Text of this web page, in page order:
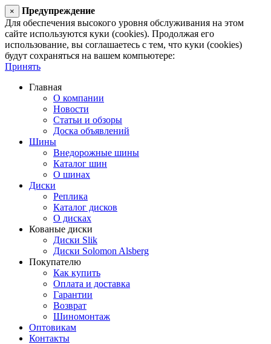
×
Предупреждение
Для обеспечения высокого уровня обслуживания на этом
сайте используются куки (cookies). Продолжая его
использование, вы соглашаетесь с тем, что куки (cookies)
будут сохраняться на вашем компьютере:
Принять
Главная
О компании
Новости
Статьи и обзоры
Доска объявлений
Шины
Внедорожные шины
Каталог шин
О шинах
Диски
Реплика
Каталог дисков
О дисках
Кованые диски
Диски Slik
Диски Solomon Alsberg
Покупателю
Как купить
Оплата и доставка
Гарантии
Возврат
Шиномонтаж
Оптовикам
Контакты